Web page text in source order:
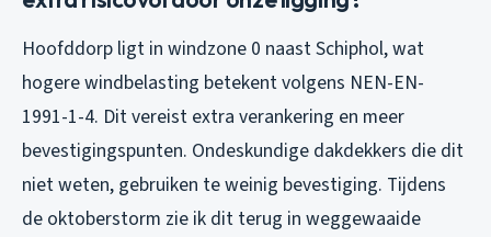
Hoofddorp ligt in windzone 0 naast Schiphol, wat
hogere windbelasting betekent volgens NEN-EN-
1991-1-4. Dit vereist extra verankering en meer
bevestigingspunten. Ondeskundige dakdekkers die dit
niet weten, gebruiken te weinig bevestiging. Tijdens
de oktoberstorm zie ik dit terug in weggewaaide